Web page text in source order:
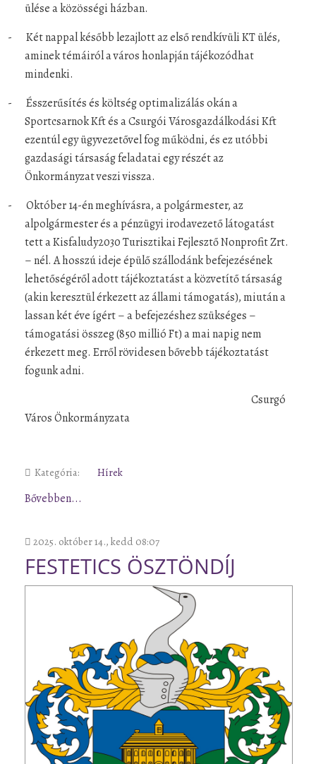
ülése a közösségi házban.
-
Két nappal később lezajlott az első rendkívüli KT ülés,
aminek témáiról a város honlapján tájékozódhat
mindenki.
-
Ésszerűsítés és költség optimalizálás okán a
Sportcsarnok Kft és a Csurgói Városgazdálkodási Kft
ezentúl egy ügyvezetővel fog működni, és ez utóbbi
gazdasági társaság feladatai egy részét az
Önkormányzat veszi vissza.
-
Október 14-én meghívásra, a polgármester, az
alpolgármester és a pénzügyi irodavezető látogatást
tett a Kisfaludy2030 Turisztikai Fejlesztő Nonprofit Zrt.
– nél. A hosszú ideje épülő szállodánk befejezésének
lehetőségéről adott tájékoztatást a közvetítő társaság
(akin keresztül érkezett az állami támogatás), miután a
lassan két éve ígért – a befejezéshez szükséges –
támogatási összeg (850 millió Ft) a mai napig nem
érkezett meg. Erről rövidesen bővebb tájékoztatást
fogunk adni.
Csurgó
Város Önkormányzata
Kategória: Hírek
Bővebben...
2025. október 14., kedd 08:07
FESTETICS ÖSZTÖNDÍJ